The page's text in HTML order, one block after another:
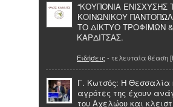
“ΚΟΥΠΟΝΙΑ ΕΝΙΣΧΥΣΗΣ
ΚΟΙΝΩΝΙΚΟΥ
ΤΟ ΔΙΚΤΥΟ ΤΡΟΦΙΜΩΝ
ΚΑΡΔΙΤΣΑΣ.
Ειδήσεις - τελευταία θέαση
Γ. Κωτσός: Η Θεσσαλία
αγρότες της έχουν
του Αχελώου και